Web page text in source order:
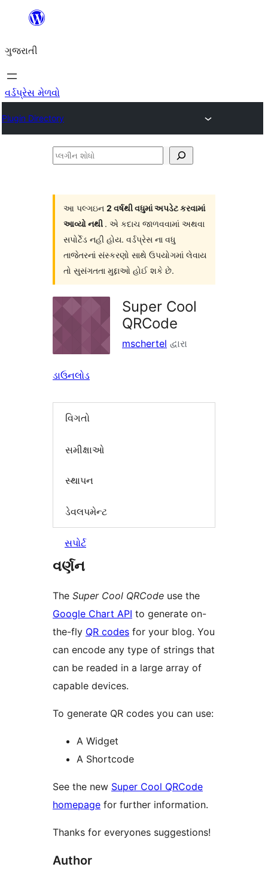
કંટેન્ટ(લખાણ)
જાઓ
ગુજરાતી
વર્ડપ્રેસ મેળવો
Plugin Directory
પ્લગીન
આ પલ્ગઇન 2 વર્ષથી વધુમાં અપડેટ કરવામાં
આવ્યો નથી . એ કદાચ જાળવવામાં અથવા
સપોર્ટેડ નહી હોય. વર્ડપ્રેસ ના વધુ
તાજેતરનાં સંસ્કરણો સાથે ઉપયોગમાં લેવાય
તો સુસંગતતા મુદ્દાઓ હોઈ શકે છે.
Super Cool
QRCode
mschertel દ્વારા
ડાઉનલોડ
વિગતો
સમીક્ષાઓ
સ્થાપન
ડેવલપમેન્ટ
સપોર્ટ
વર્ણન
The Super Cool QRCode use the
Google Chart API to generate on-
the-fly QR codes for your blog. You
can encode any type of strings that
can be readed in a large array of
capable devices.
To generate QR codes you can use:
A Widget
A Shortcode
See the new Super Cool QRCode
homepage for further information.
Thanks for everyones suggestions!
Author